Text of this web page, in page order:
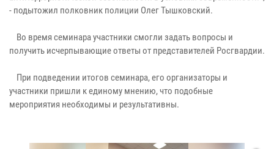
- подытожил полковник полиции Олег Тышковский.
Во время семинара участники смогли задать вопросы и
получить исчерпывающие ответы от представителей Росгвардии.
При подведении итогов семинара, его организаторы и
участники пришли к единому мнению, что подобные
мероприятия необходимы и результативны.